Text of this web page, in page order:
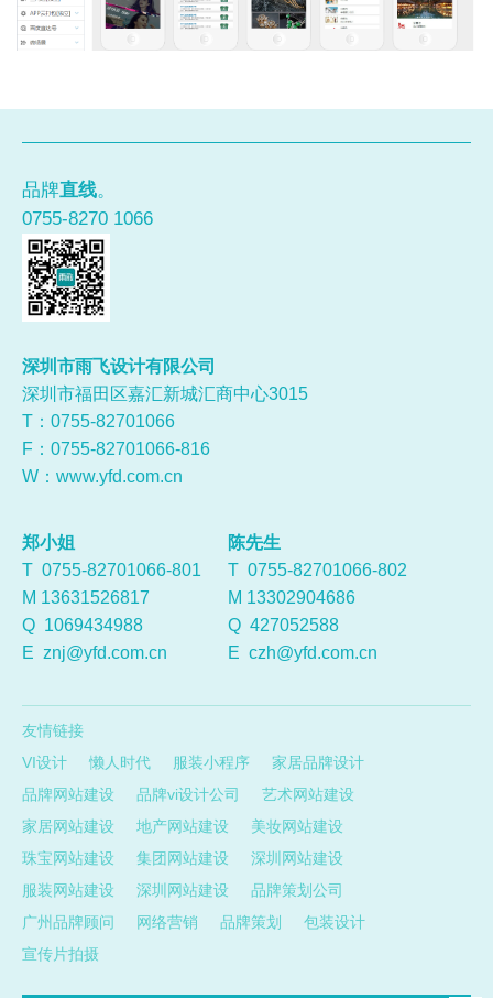
品牌直线。
0755-8270 1066
深圳市雨飞设计有限公司
深圳市福田区嘉汇新城汇商中心3015
T：0755-82701066
F：0755-82701066-816
W： www.yfd.com.cn
郑小姐
T 0755-82701066-801
M 13631526817
Q 1069434988
E znj@yfd.com.cn
陈先生
T 0755-82701066-802
M 13302904686
Q 427052588
E czh@yfd.com.cn
友情链接
VI设计
懒人时代 服装小程序
家居品牌设计
品牌网站建设
品牌vi设计公司
艺术网站建设
家居网站建设
地产网站建设
美妆网站建设
珠宝网站建设
集团网站建设
深圳网站建设
服装网站建设
深圳网站建设
品牌策划公司
广州品牌顾问
网络营销 品牌策划
包装设计
宣传片拍摄